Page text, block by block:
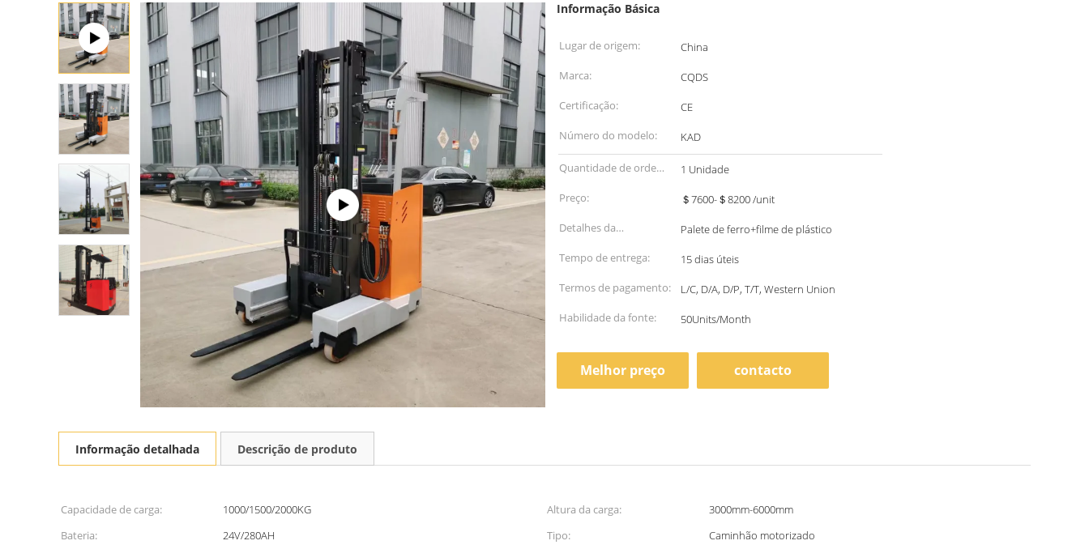
Informação Básica
Lugar de origem:
China
Marca:
CQDS
Certificação:
CE
Número do modelo:
KAD
Quantidade de ordem
mínima:
1 Unidade
Preço:
＄7600-＄8200 /unit
Detalhes da
embalagem:
Palete de ferro+filme de plástico
Tempo de entrega:
15 dias úteis
Termos de pagamento:
L/C, D/A, D/P, T/T, Western Union
Habilidade da fonte:
50Units/Month
Melhor preço contacto
Informação detalhada Descrição de produto
Capacidade de carga: 1000/1500/2000KG Altura da carga:
3000mm-6000mm
Bateria:
24V/280AH Tipo:
Caminhão motorizado